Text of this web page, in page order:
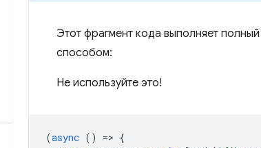
Этот фрагмент кода выполняет
способом:
Не используйте это!
(async () => {